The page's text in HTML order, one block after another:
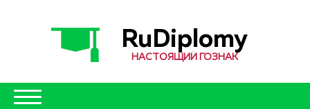
RuDiplomy
НАСТОЯЩИЙ ГОЗНАК